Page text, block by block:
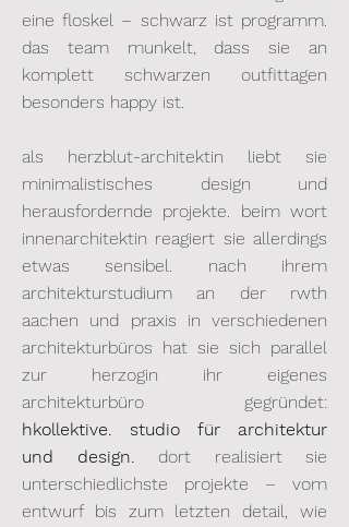
eine floskel – schwarz ist programm.
das team munkelt, dass sie an
komplett schwarzen outfittagen
besonders happy ist.
als herzblut-architektin liebt sie
minimalistisches design und
herausfordernde projekte. beim wort
innenarchitektin reagiert sie allerdings
etwas sensibel. nach ihrem
architekturstudium an der rwth
aachen und praxis in verschiedenen
architekturbüros hat sie sich parallel
zur herzogin ihr eigenes
architekturbüro gegründet:
hkollektive. studio für architektur
und design. dort realisiert sie
unterschiedlichste projekte – vom
entwurf bis zum letzten detail, wie